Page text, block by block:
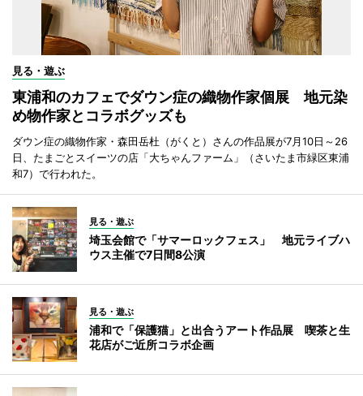
見る・遊ぶ
東浦和のカフェでダウン症の織物作家個展 地元染
め物作家とコラボグッズも
ダウン症の織物作家・森田岳杜（がくと）さんの作品展が7月10日～26
日、たまごとスイーツの店「大ちゃんファーム」（さいたま市緑区東浦
和7）で行われた。
見る・遊ぶ
埼玉会館で「サマーロックフェス」 地元ライブハ
ウス主催で7日間8公演
見る・遊ぶ
浦和で「保護猫」と出合うアート作品展 喫茶と生
花店がご近所コラボ企画